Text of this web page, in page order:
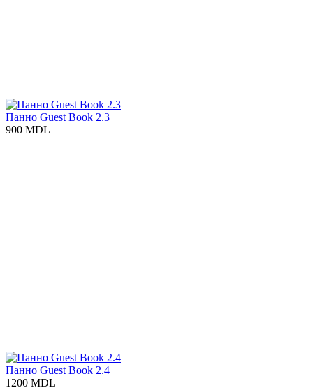
Панно Guest Book 2.3
900 MDL
Панно Guest Book 2.4
1200 MDL